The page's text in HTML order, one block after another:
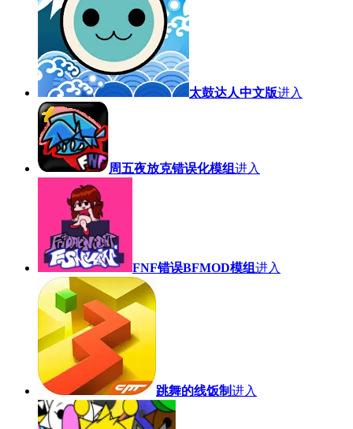
太鼓达人中文版进入
周五夜放克错误化模组进入
FNF错误BFMOD模组进入
跳舞的线饭制进入